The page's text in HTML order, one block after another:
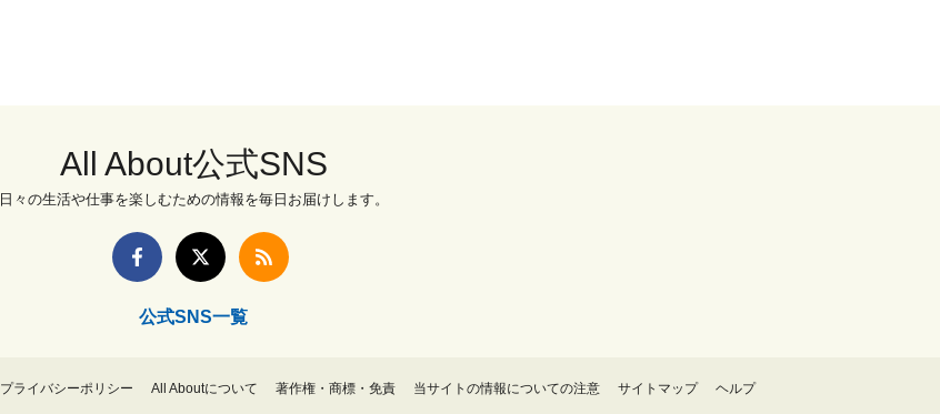
All About公式SNS
日々の生活や仕事を楽しむための情報を毎日お届けします。
公式SNS一覧
プライバシーポリシー All Aboutについて 著作権・商標・免責 当サイトの情報についての注意 サイトマップ ヘルプ